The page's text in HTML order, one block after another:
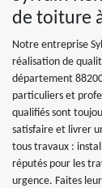
de toiture
Notre entreprise
réalisation de
département
particuliers et
qualifiés sont
satisfaire et livrer
tous travaux :
réputés pour les
urgence. Faites